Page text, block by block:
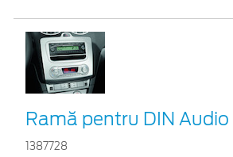
Ramă pentru DIN Audio
1387728